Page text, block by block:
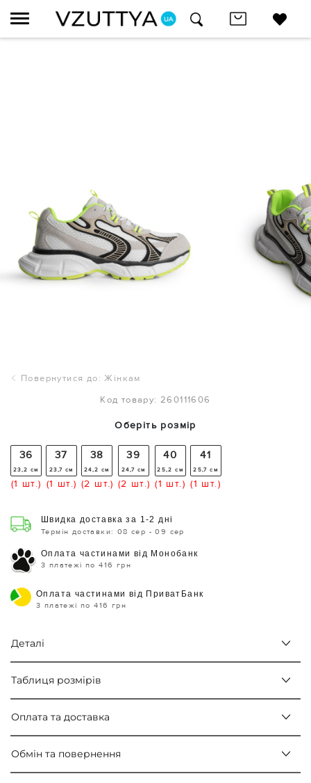
Повернутися до: Жінкам
Код товару: 260111606
Оберіть розмір
36
23,2 см
(1 шт.)
37
23,7 см
(1 шт.)
38
24,2 см
(2 шт.)
39
24,7 см
(2 шт.)
40
25,2 см
(1 шт.)
41
25,7 см
(1 шт.)
Швидка доставка за 1-2 дні
Термін доставки: 08 сер - 09 сер
Оплата частинами від Монобанк
3 платежі по 416 грн
Оплата частинами від ПриватБанк
3 платежі по 416 грн
Деталі
Таблиця розмірів
Оплата та доставка
Обмін та повернення